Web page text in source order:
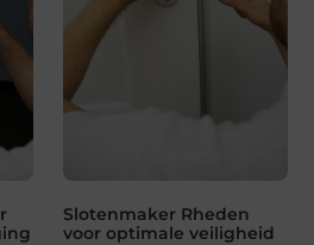
Slotenmaker Rheden
voor optimale veiligheid